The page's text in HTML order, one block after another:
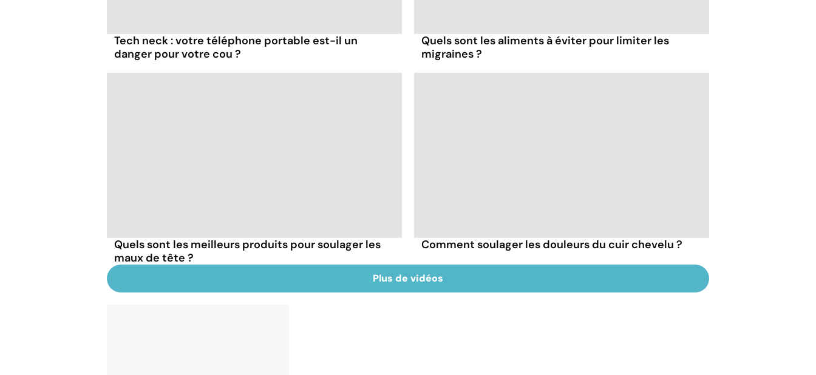
Tech neck : votre téléphone portable est-il un
danger pour votre cou ?
Quels sont les aliments à éviter pour limiter les
migraines ?
Quels sont les meilleurs produits pour soulager les
maux de tête ?
Comment soulager les douleurs du cuir chevelu ?
Plus de vidéos